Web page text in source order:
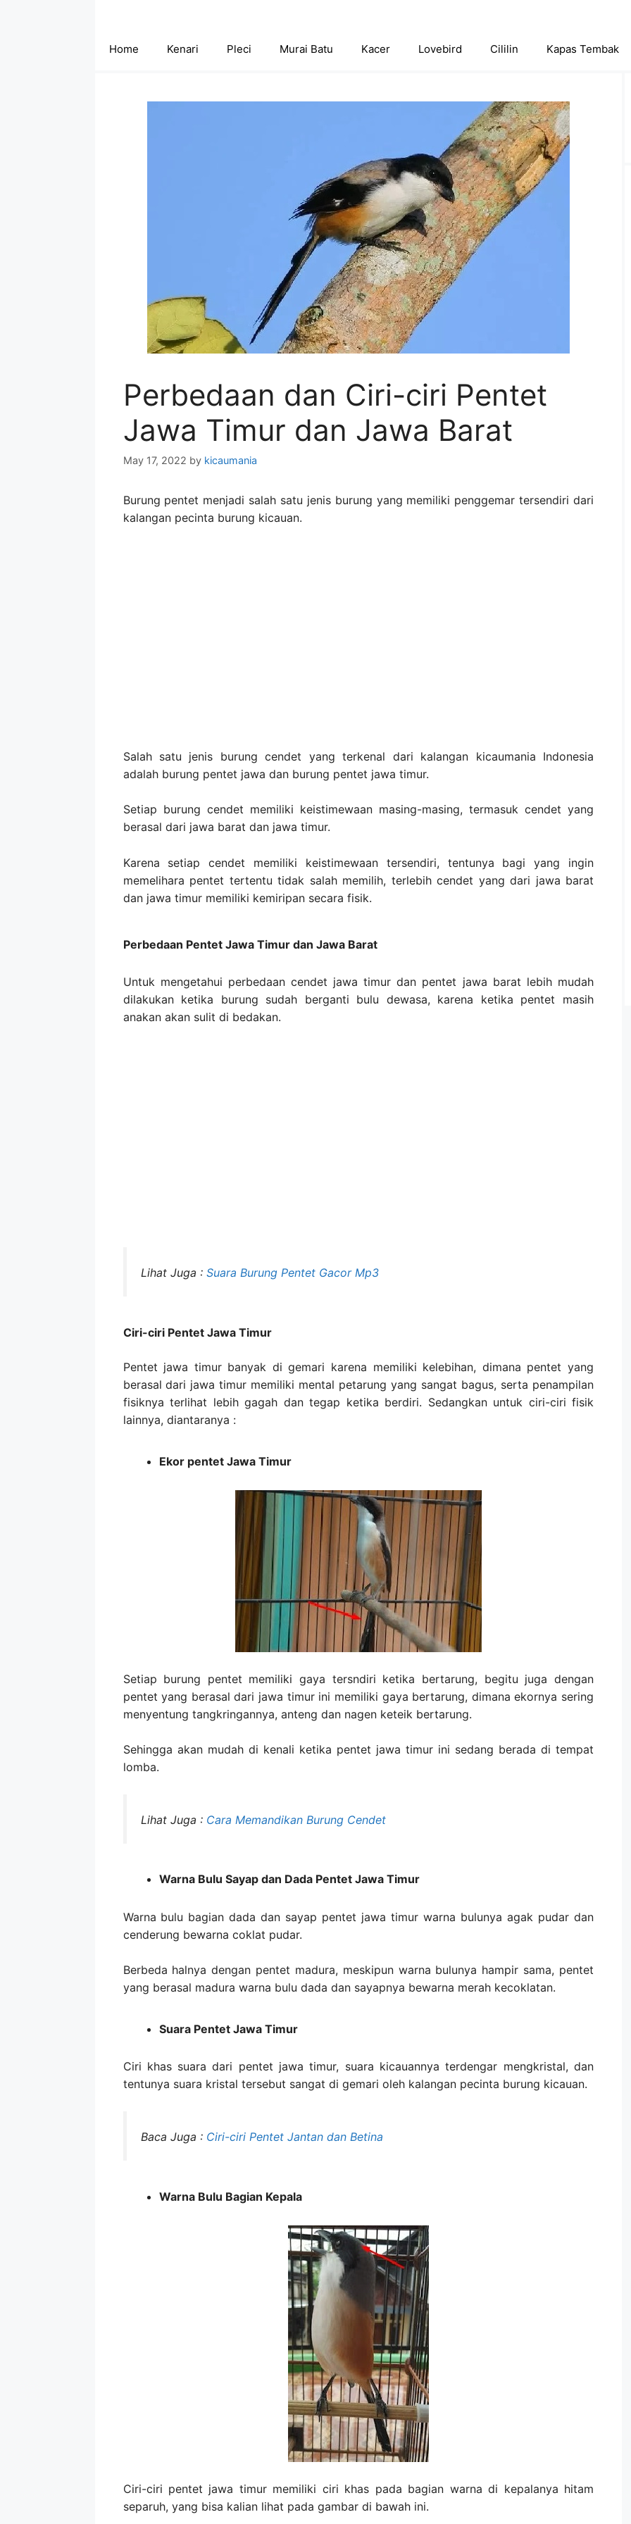
Home Kenari Pleci Murai Batu Kacer Lovebird Cililin Kapas Tembak
Perbedaan dan Ciri-ciri Pentet
Jawa Timur dan Jawa Barat
May 17, 2022 by kicaumania
Burung pentet menjadi salah satu jenis burung yang memiliki penggemar tersendiri dari
kalangan pecinta burung kicauan.
Salah satu jenis burung cendet yang terkenal dari kalangan kicaumania Indonesia
adalah burung pentet jawa dan burung pentet jawa timur.
Setiap burung cendet memiliki keistimewaan masing-masing, termasuk cendet yang
berasal dari jawa barat dan jawa timur.
Karena setiap cendet memiliki keistimewaan tersendiri, tentunya bagi yang ingin
memelihara pentet tertentu tidak salah memilih, terlebih cendet yang dari jawa barat
dan jawa timur memiliki kemiripan secara fisik.
Perbedaan Pentet Jawa Timur dan Jawa Barat
Untuk mengetahui perbedaan cendet jawa timur dan pentet jawa barat lebih mudah
dilakukan ketika burung sudah berganti bulu dewasa, karena ketika pentet masih
anakan akan sulit di bedakan.
Lihat Juga : Suara Burung Pentet Gacor Mp3
Ciri-ciri Pentet Jawa Timur
Pentet jawa timur banyak di gemari karena memiliki kelebihan, dimana pentet yang
berasal dari jawa timur memiliki mental petarung yang sangat bagus, serta penampilan
fisiknya terlihat lebih gagah dan tegap ketika berdiri. Sedangkan untuk ciri-ciri fisik
lainnya, diantaranya :
Ekor pentet Jawa Timur
Setiap burung pentet memiliki gaya tersndiri ketika bertarung, begitu juga dengan
pentet yang berasal dari jawa timur ini memiliki gaya bertarung, dimana ekornya sering
menyentung tangkringannya, anteng dan nagen keteik bertarung.
Sehingga akan mudah di kenali ketika pentet jawa timur ini sedang berada di tempat
lomba.
Lihat Juga : Cara Memandikan Burung Cendet
Warna Bulu Sayap dan Dada Pentet Jawa Timur
Warna bulu bagian dada dan sayap pentet jawa timur warna bulunya agak pudar dan
cenderung bewarna coklat pudar.
Berbeda halnya dengan pentet madura, meskipun warna bulunya hampir sama, pentet
yang berasal madura warna bulu dada dan sayapnya bewarna merah kecoklatan.
Suara Pentet Jawa Timur
Ciri khas suara dari pentet jawa timur, suara kicauannya terdengar mengkristal, dan
tentunya suara kristal tersebut sangat di gemari oleh kalangan pecinta burung kicauan.
Baca Juga : Ciri-ciri Pentet Jantan dan Betina
Warna Bulu Bagian Kepala
Ciri-ciri pentet jawa timur memiliki ciri khas pada bagian warna di kepalanya hitam
separuh, yang bisa kalian lihat pada gambar di bawah ini.